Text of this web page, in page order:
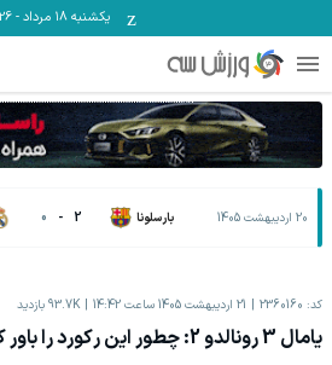
یکشنبه ۱۸ مرداد -
20 اردیبهشت 1405 بارسلونا 2
-
0
کد: 2360160 21 اردیبهشت 1405 ساعت 14:42 93.7K بازدید
یامال 3 رونالدو 2: چطور این رکورد را باور کنیم؟